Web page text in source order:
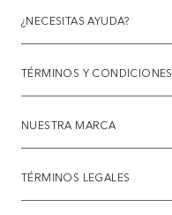
¿NECESITAS AYUDA?
TÉRMINOS Y CONDICIONES
NUESTRA MARCA
TÉRMINOS LEGALES